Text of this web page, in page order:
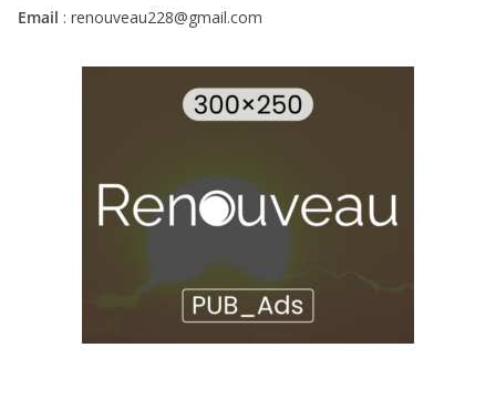
Email : renouveau228@gmail.com